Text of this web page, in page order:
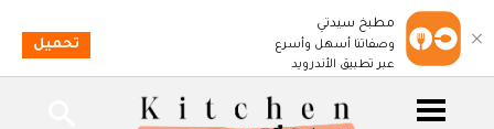
مطبخ سيدتي
وصفاتنا أسهل وأسرع
عبر تطبيق الأندرويد
تحميل